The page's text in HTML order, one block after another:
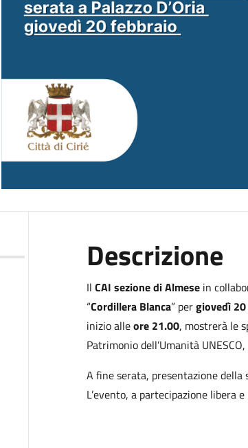
Descrizione
Il CAI sezione di Almesein
“Cordillera Blanca” pergiovedì
inizio alleore 21.00, mostrerà le
Patrimonio dell’Umanità
A fine serata, presentazione
L’evento, a partecipazione libera